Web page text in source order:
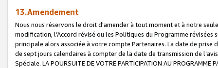
13.Amendement
Nous nous réservons le droit d'amender à tout moment et à notre
modification, l’Accord révisé ou les Politiques du Programme
principale alors associée à votre compte Partenaires. La date de
de sept jours calendaires à compter de la date de transmission de
Spéciale. LA POURSUITE DE VOTRE PARTICIPATION AU PROGRAMME